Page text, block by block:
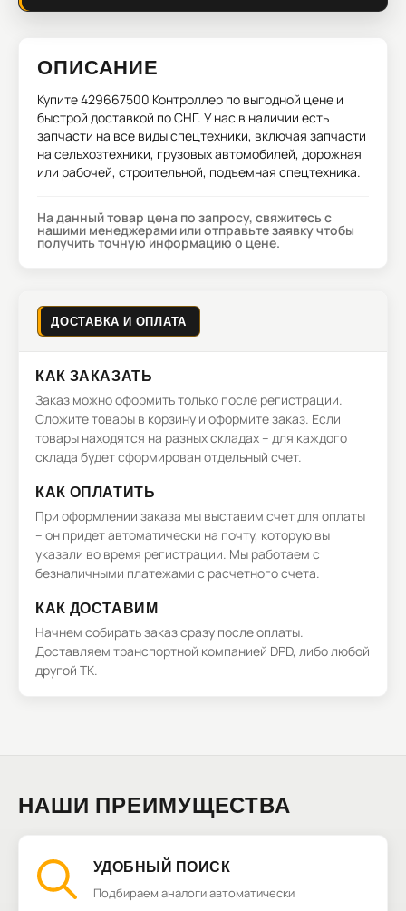
ОПИСАНИЕ
Купите429667500 Контроллер по выгодной цене и
быстрой доставкой по СНГ. У нас в наличии есть
запчасти на все виды спецтехники, включая запчасти
на сельхозтехники, грузовых автомобилей, дорожная
или рабочей, строительной, подъемная спецтехника.
На данный товар цена по запросу, свяжитесь с
нашими менеджерами или отправьте заявку чтобы
получить точную информацию о цене.
ДОСТАВКА И ОПЛАТА
КАК ЗАКАЗАТЬ
Заказ можно оформить только после регистрации.
Сложите товары в корзину и оформите заказ. Если
товары находятся на разных складах – для каждого
склада будет сформирован отдельный счет.
КАК ОПЛАТИТЬ
При оформлении заказа мы выставим счет для оплаты
– он придет автоматически на почту, которую вы
указали во время регистрации. Мы работаем с
безналичными платежами с расчетного счета.
КАК ДОСТАВИМ
Начнем собирать заказ сразу после оплаты.
Доставляем транспортной компанией DPD, либо любой
другой ТК.
НАШИ ПРЕИМУЩЕСТВА
УДОБНЫЙ ПОИСК
Подбираем аналоги автоматически